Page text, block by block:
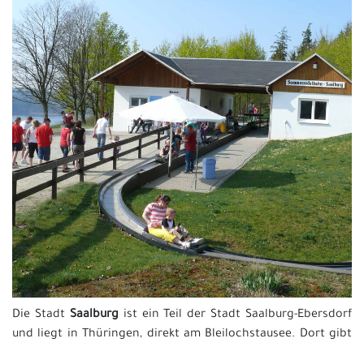
Die Stadt Saalburg ist ein Teil der Stadt Saalburg-Ebersdorf
und liegt in Thüringen, direkt am Bleilochstausee. Dort gibt